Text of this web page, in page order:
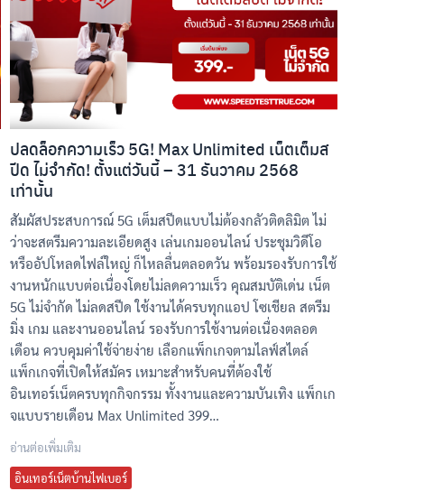
ปลดล็อกความเร็ว 5G! Max Unlimited เน็ตเต็มส
ปีด ไม่จำกัด! ตั้งแต่วันนี้ – 31 ธันวาคม 2568
เท่านั้น
อินเทอร์เน็ตบ้านไฟเบอร์
สัมผัสประสบการณ์ 5G เต็มสปีดแบบไม่ต้องกลัวติดลิมิต ไม่
ว่าจะสตรีมความละเอียดสูง เล่นเกมออนไลน์ ประชุมวิดีโอ
หรืออัปโหลดไฟล์ใหญ่ ก็ไหลลื่นตลอดวัน พร้อมรองรับการใช้
งานหนักแบบต่อเนื่องโดยไม่ลดความเร็ว คุณสมบัติเด่น เน็ต
5G ไม่จำกัด ไม่ลดสปีด ใช้งานได้ครบทุกแอป โซเชียล สตรีม
มิ่ง เกม และงานออนไลน์ รองรับการใช้งานต่อเนื่องตลอด
เดือน ควบคุมค่าใช้จ่ายง่าย เลือกแพ็กเกจตามไลฟ์สไตล์
แพ็กเกจที่เปิดให้สมัคร เหมาะสำหรับคนที่ต้องใช้
อินเทอร์เน็ตครบทุกกิจกรรม ทั้งงานและความบันเทิง แพ็กเก
จแบบรายเดือน Max Unlimited 399…
อ่านต่อเพิ่มเติม